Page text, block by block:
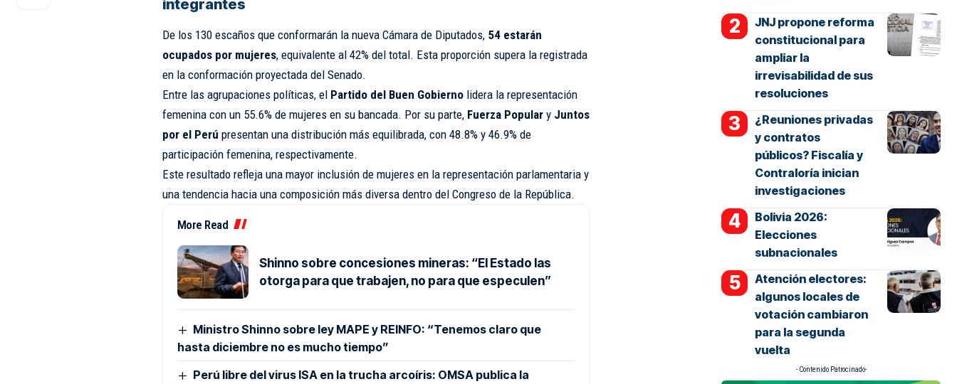
integrantes
De los 130 escaños que conformarán la nueva Cámara de Diputados, 54 estarán
ocupados por mujeres, equivalente al 42% del total. Esta proporción supera la registrada
en la conformación proyectada del Senado.
Entre las agrupaciones políticas, el Partido del Buen Gobiernolidera la representación
femenina con un 55.6% de mujeres en su bancada. Por su parte, Fuerza Populary Juntos
por el Perú presentan una distribución más equilibrada, con 48.8% y 46.9% de
participación femenina, respectivamente.
Este resultado refleja una mayor inclusión de mujeres en la representación parlamentaria y
una tendencia hacia una composición más diversa dentro del Congreso de la República.
More Read
Shinno sobre concesiones mineras: “El Estado las
otorga para que trabajen, no para que especulen”
Ministro Shinno sobre ley MAPE y REINFO: “Tenemos claro que
hasta diciembre no es mucho tiempo”
Perú libre del virus ISA en la trucha arcoíris: OMSA publica la
JNJ propone reforma
constitucional para
ampliar la
irrevisabilidad de sus
resoluciones
¿Reuniones privadas
y contratos
públicos? Fiscalía y
Contraloría inician
investigaciones
Bolivia 2026:
Elecciones
subnacionales
Atención electores:
algunos locales de
votación cambiaron
para la segunda
vuelta
- Contenido Patrocinado-